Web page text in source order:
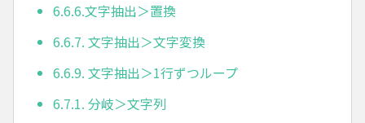
6.6.6.文字抽出＞置換
6.6.7. 文字抽出＞文字変換
6.6.9. 文字抽出＞1行ずつループ
6.7.1. 分岐＞文字列